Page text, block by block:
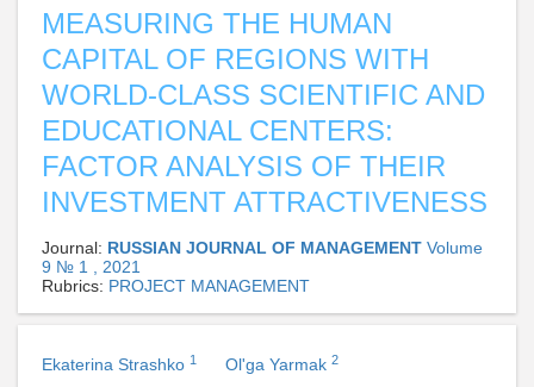
MEASURING THE HUMAN
CAPITAL OF REGIONS WITH
WORLD-CLASS SCIENTIFIC AND
EDUCATIONAL CENTERS:
FACTOR ANALYSIS OF THEIR
INVESTMENT ATTRACTIVENESS
Journal: RUSSIAN JOURNAL OF MANAGEMENT Volume
9 № 1 , 2021
Rubrics: PROJECT MANAGEMENT
Ekaterina Strashko 1 Ol'ga Yarmak 2